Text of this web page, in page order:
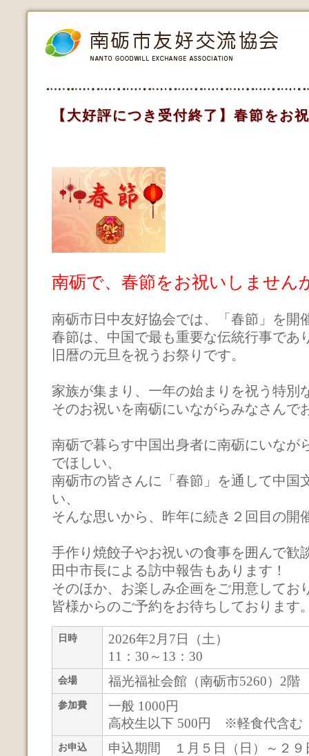
【大好評につき受付終了】春節をお
南砺で、春節をお祝いしません
南砺市日中友好協会では、「春節」を開
春節は、中国で最も重要な伝統行事であ
旧暦の元旦を祝うお祭りです。
家族が集まり、一年の始まりを祝う特別
そのお祝いを南砺にいながらみなさんで
南砺で暮らす中国出身者に南砺にいなが
でほしい、
南砺市の皆さんに「春節」を通して中国
い、
そんな思いから、昨年に続き２回目の開
手作り焼餃子やお祝いの食事を囲んで歓
田中市長による訪中報告もあります！
そのほか、お楽しみ企画をご用意してお
皆様からのご予約をお待ちしております
日時
2026年2月7日（土）
11：30～13：30
会場 福光福祉会館（南砺市5260）2
参加費
一般 1000円
高校生以下 500円 ※軽食代含む
お申込
申込期間 １月５日（日）～２９